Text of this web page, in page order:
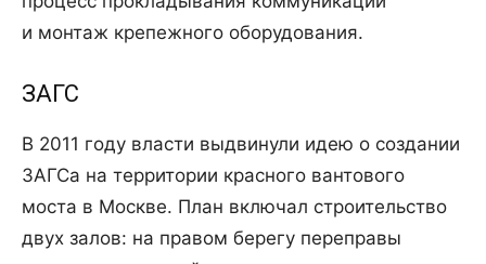
и монтаж крепежного оборудования.
ЗАГС
В 2011 году власти выдвинули идею о создании
ЗАГСа на территории красного вантового
моста в Москве. План включал строительство
двух залов: на правом берегу переправы